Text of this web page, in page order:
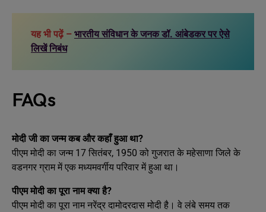
यह भी पढ़ें – भारतीय संविधान के जनक डॉ. आंबेडकर पर ऐसे
लिखें निबंध
FAQs
मोदी जी का जन्म कब और कहाँ हुआ था?
पीएम मोदी का जन्म 17 सितंबर, 1950 को गुजरात के महेसाणा जिले के
वडनगर ग्राम में एक मध्यमवर्गीय परिवार में हुआ था।
पीएम मोदी का पूरा नाम क्या है?
पीएम मोदी का पूरा नाम नरेंद्र दामोदरदास मोदी है। वे लंबे समय तक